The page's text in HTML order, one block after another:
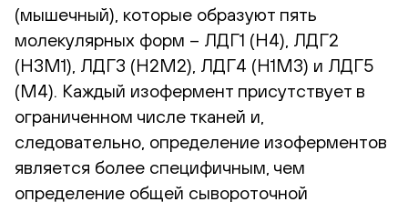
(мышечный), которые образуют пять
молекулярных форм – ЛДГ1 (Н4), ЛДГ2
(H3M1), ЛДГ3 (H2M2), ЛДГ4 (H1M3) и ЛДГ5
(М4). Каждый изофермент присутствует в
ограниченном числе тканей и,
следовательно, определение изоферментов
является более специфичным, чем
определение общей сывороточной